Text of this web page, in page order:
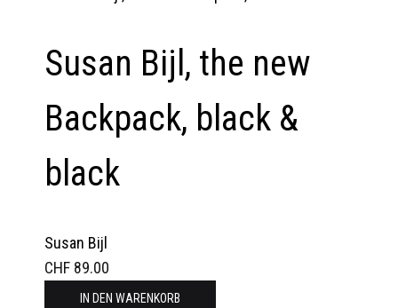
Susan Bijl, the new
Backpack, black &
black
Susan Bijl
CHF 89.00
IN DEN WARENKORB